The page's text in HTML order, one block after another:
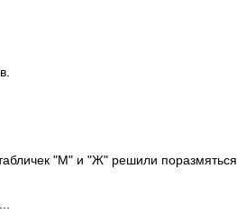
"М" и "Ж" решили поразмяться.